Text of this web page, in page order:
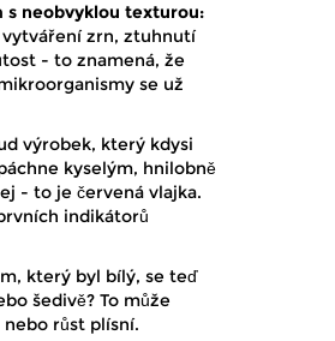
s neobvyklou texturou:
vytváření zrn, ztuhnutí
- to znamená, že
se už
výrobek, který kdysi
kyselým, hnilobně
- to je červená vlajka.
indikátorů
který byl bílý, se teď
šedivě? To může
růst plísní.